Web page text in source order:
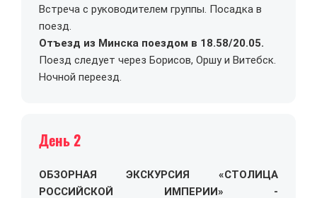
Встреча с руководителем группы. Посадка в
поезд.
Отъезд из Минска поездом в 18.58/20.05.
Поезд следует через Борисов, Оршу и Витебск.
Ночной переезд.
День 2
ОБЗОРНАЯ ЭКСКУРСИЯ «СТОЛИЦА
РОССИЙСКОЙ ИМПЕРИИ» -